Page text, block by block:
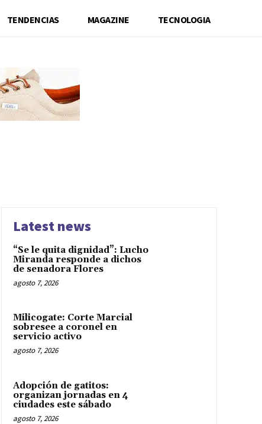
TENDENCIAS MAGAZINE TECNOLOGIA
Latest news
“Se le quita dignidad”: Lucho
Miranda responde a dichos
de senadora Flores
agosto 7, 2026
Milicogate: Corte Marcial
sobresee a coronel en
servicio activo
agosto 7, 2026
Adopción de gatitos:
organizan jornadas en 4
ciudades este sábado
agosto 7, 2026